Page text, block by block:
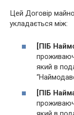
Цей Договір
укладається між:
[ПІБ
який в
[ПІБ